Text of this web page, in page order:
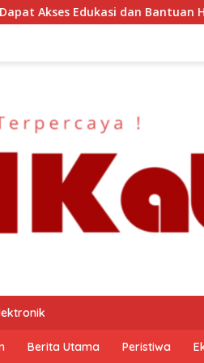
Hukum Gratis? Ini Hasil
Berita Utama Peristiwa